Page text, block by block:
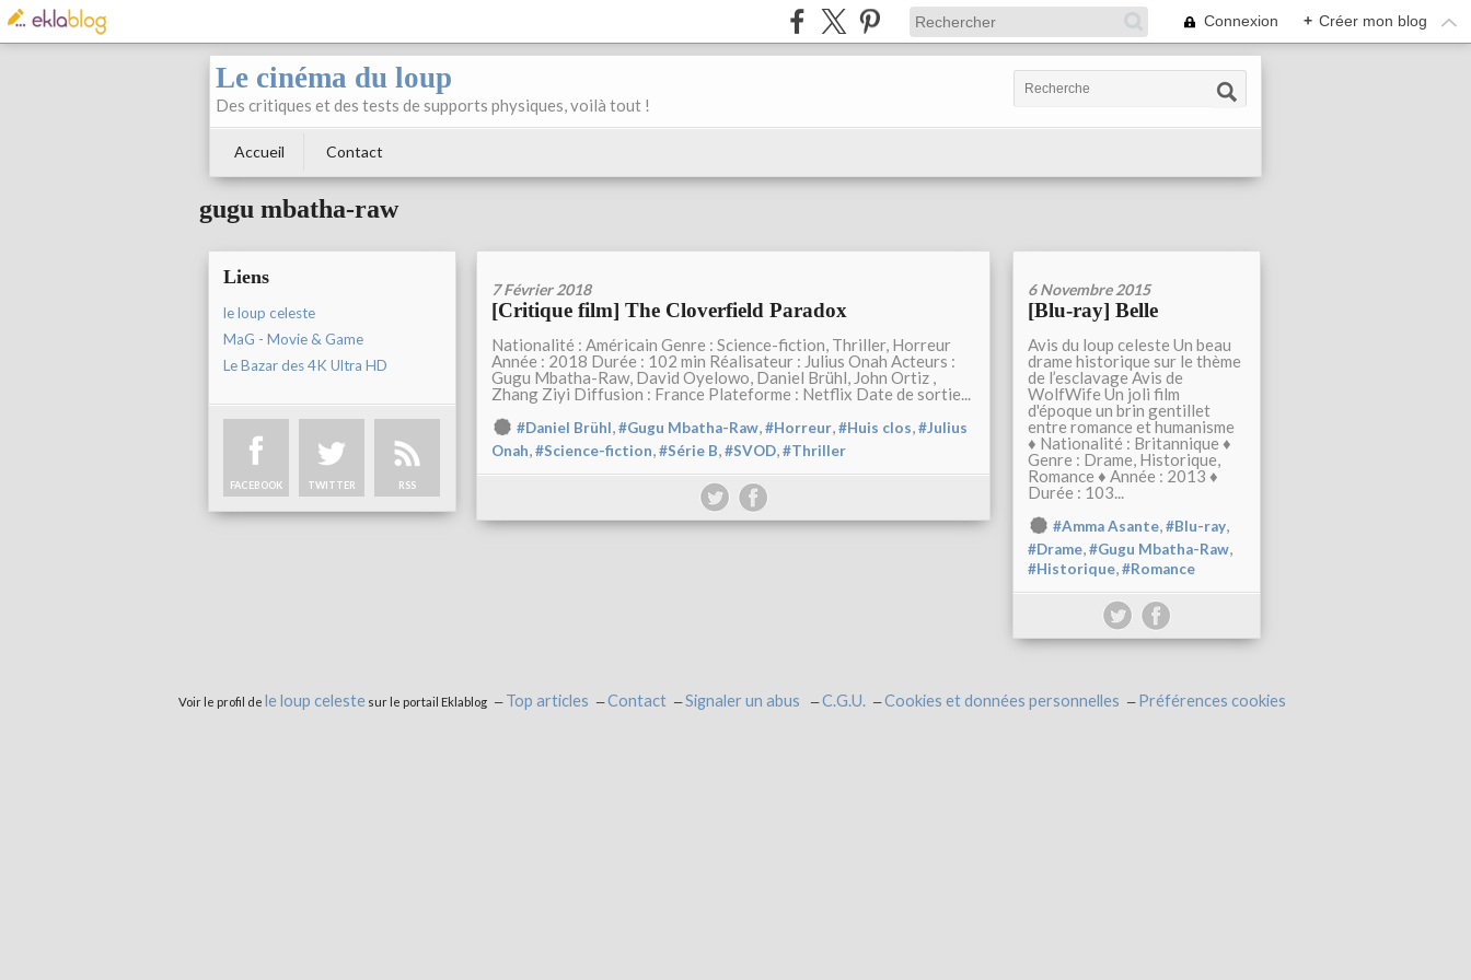
Connexion + Créer mon blog
Le cinéma du loup
Des critiques et des tests de supports physiques, voilà tout !
Accueil Contact
gugu mbatha-raw
Liens
le loup celeste
MaG - Movie & Game
Le Bazar des 4K Ultra HD
FACEBOOK TWITTER RSS
7 Février 2018
[Critique film] The Cloverfield Paradox
Nationalité : Américain Genre : Science-fiction, Thriller, Horreur
Année : 2018 Durée : 102 min Réalisateur : Julius Onah Acteurs :
Gugu Mbatha-Raw, David Oyelowo, Daniel Brühl, John Ortiz ,
Zhang Ziyi Diffusion : France Plateforme : Netflix Date de sortie...
#Daniel Brühl,#Gugu Mbatha-Raw,#Horreur,#Huis clos,#Julius
Onah,#Science-fiction,#Série B,#SVOD,#Thriller
6 Novembre 2015
[Blu-ray] Belle
Avis du loup celeste Un beau
drame historique sur le thème
de l’esclavage Avis de
WolfWife Un joli film
d'époque un brin gentillet
entre romance et humanisme
♦ Nationalité : Britannique ♦
Genre : Drame, Historique,
Romance ♦ Année : 2013 ♦
Durée : 103...
#Amma Asante,#Blu-ray,
#Drame,#Gugu Mbatha-Raw,
#Historique,#Romance
Voir le profil de le loup celeste sur le portail Eklablog Top articles Contact Signaler un abus C.G.U. Cookies et données personnelles Préférences cookies